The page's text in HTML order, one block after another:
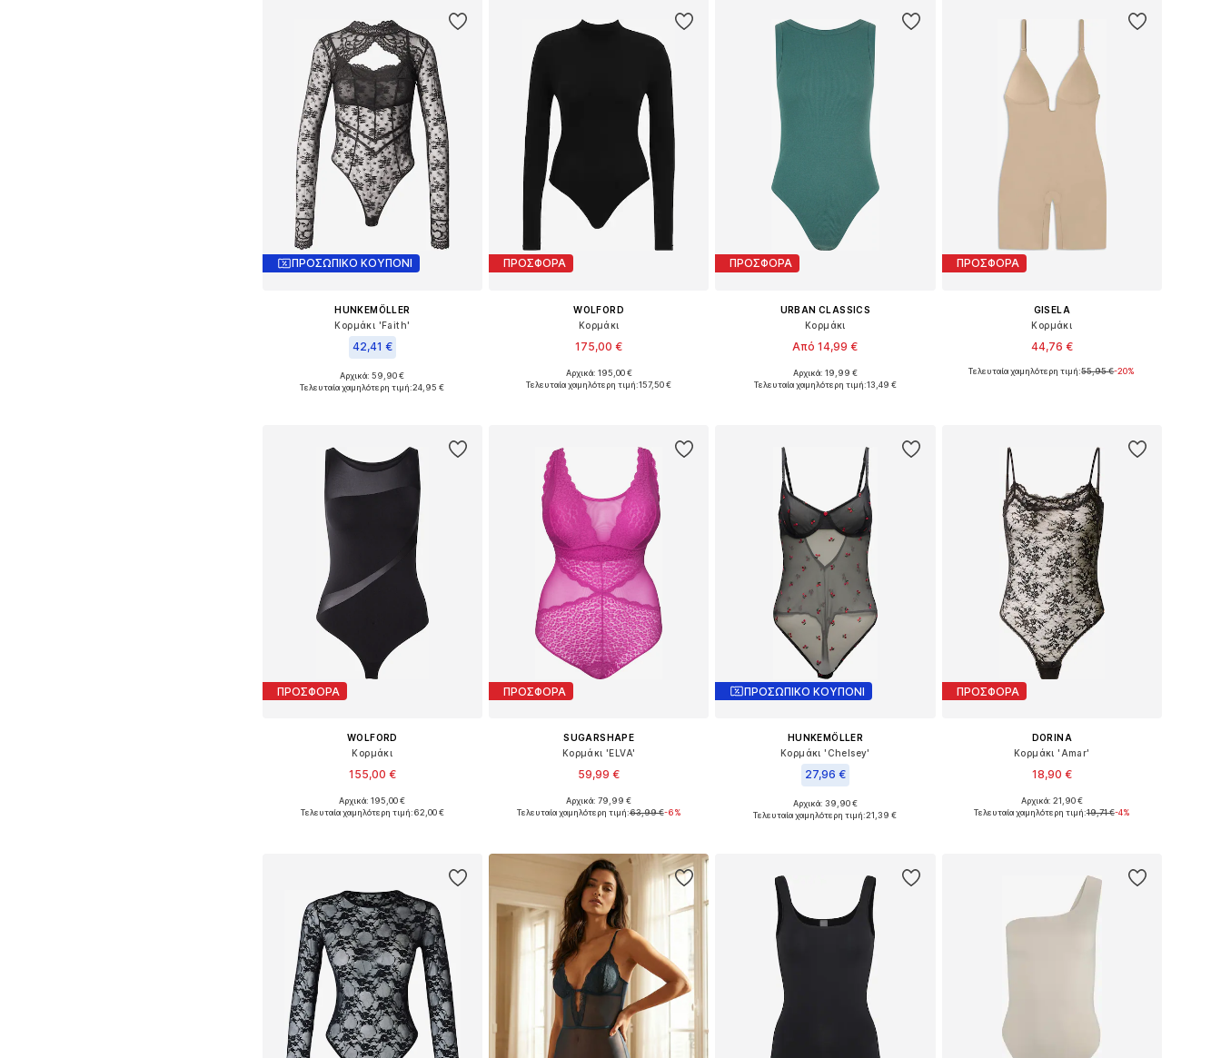
ΠΡΟΣΩΠΙΚΟ ΚΟΥΠΟΝΙ
HUNKEMÖLLER
Κορμάκι 'Faith'
42,41 €
Διαθέσιμα μεγέθη: XS, S, M, L, XL
Αρχικά: 59,90 €
Τελευταία χαμηλότερη τιμή:24,95 €
ΠΡΟΣΦΟΡΑ
WOLFORD
Κορμάκι
175,00 €
Διαθέσιμα μεγέθη: XS, S, M, L
Αρχικά: 195,00 €
Τελευταία χαμηλότερη τιμή:157,50 €
ΠΡΟΣΦΟΡΑ
URBAN CLASSICS
Κορμάκι
Από 14,99 €
Διαθέσιμα μεγέθη: XS, S, L, XL, XXL
Αρχικά: 19,99 €
Τελευταία χαμηλότερη τιμή:13,49 €
ΠΡΟΣΦΟΡΑ
GISELA
Κορμάκι
44,76 €
Διαθέσιμο σε πολλά μεγέθη
Τελευταία χαμηλότερη τιμή:55,95 €-20%
ΠΡΟΣΦΟΡΑ
WOLFORD
Κορμάκι
155,00 €
Διαθέσιμα μεγέθη: XS, M, L
Αρχικά: 195,00 €
Τελευταία χαμηλότερη τιμή:62,00 €
ΠΡΟΣΦΟΡΑ
SUGARSHAPE
Κορμάκι 'ELVA'
59,99 €
Διαθέσιμο σε πολλά μεγέθη
Αρχικά: 79,99 €
Τελευταία χαμηλότερη τιμή:63,99 €-6%
ΠΡΟΣΩΠΙΚΟ ΚΟΥΠΟΝΙ
HUNKEMÖLLER
Κορμάκι 'Chelsey'
27,96 €
Διαθέσιμο σε πολλά μεγέθη
Αρχικά: 39,90 €
Τελευταία χαμηλότερη τιμή:21,39 €
ΠΡΟΣΦΟΡΑ
DORINA
Κορμάκι 'Amar'
18,90 €
Διαθέσιμα μεγέθη: M, L, XL, XXL
Αρχικά: 21,90 €
Τελευταία χαμηλότερη τιμή:19,71 €-4%